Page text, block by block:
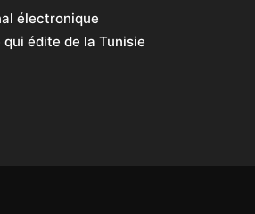
électronique
édite de la Tunisie